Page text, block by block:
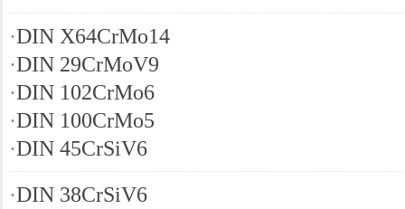
·DIN X64CrMo14
·DIN 29CrMoV9
·DIN 102CrMo6
·DIN 100CrMo5
·DIN 45CrSiV6
·DIN 38CrSiV6